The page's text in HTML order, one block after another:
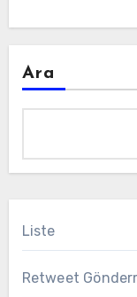
Ara
Liste
Retweet